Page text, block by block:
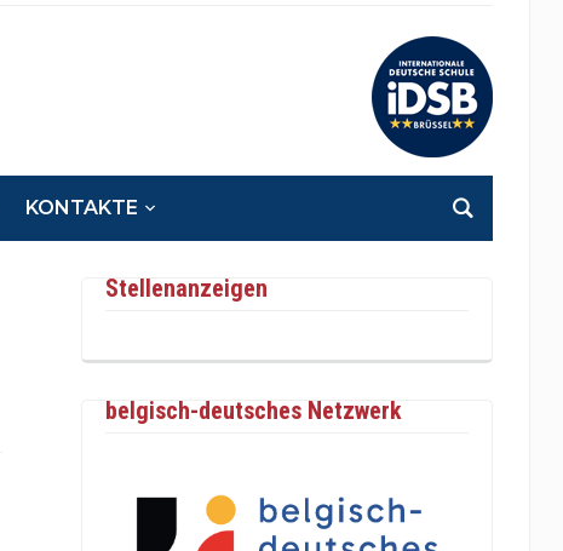
KONTAKTE
Stellenanzeigen
belgisch-deutsches Netzwerk